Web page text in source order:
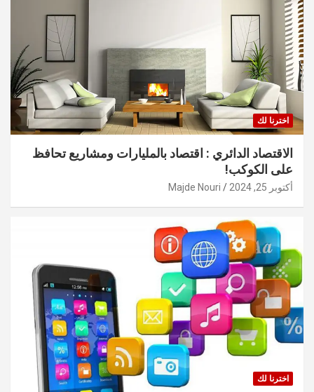
اخترنا لك
الاقتصاد الدائري : اقتصاد بالمليارات ومشاريع تحافظ
على الكوكب!
أكتوبر 25, 2024 Majde Nouri
اخترنا لك